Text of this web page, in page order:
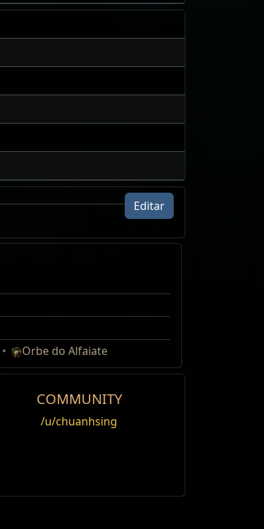
60
Editar
Orbe do Alfaiate
COMMUNITY
/u/chuanhsing